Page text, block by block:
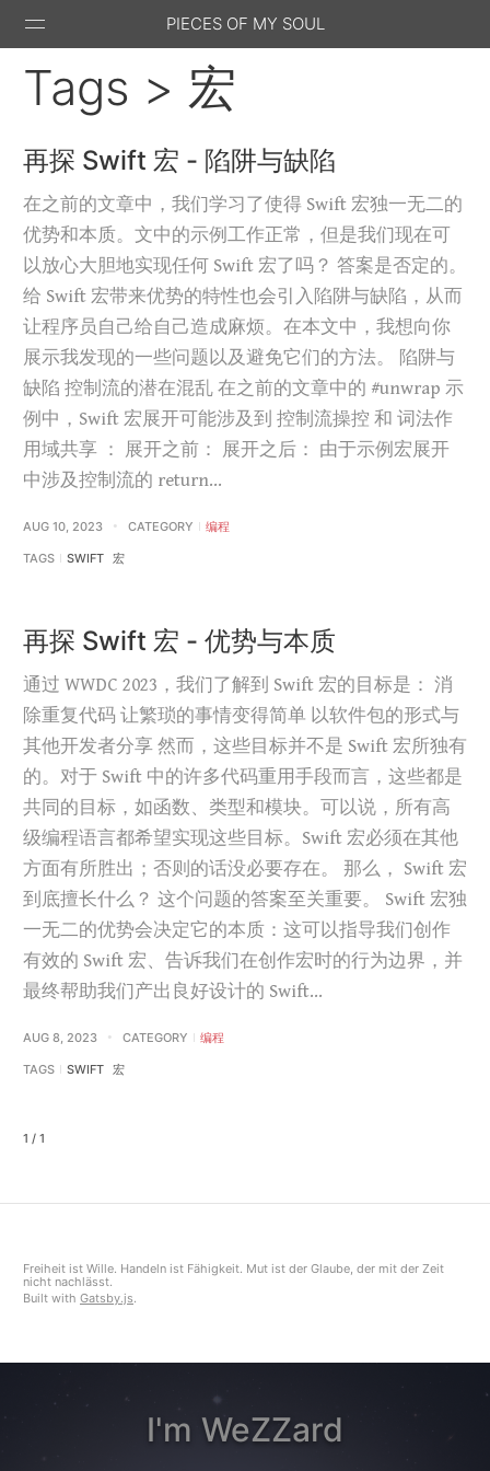
PIECES OF MY SOUL
Stack
Overflow
Email Feed
Tags > 宏
再探 Swift 宏 - 陷阱与缺陷
在之前的文章中，我们学习了使得 Swift 宏独一无二的
优势和本质。文中的示例工作正常，但是我们现在可
以放心大胆地实现任何 Swift 宏了吗？ 答案是否定的。
给 Swift 宏带来优势的特性也会引入陷阱与缺陷，从而
让程序员自己给自己造成麻烦。在本文中，我想向你
展示我发现的一些问题以及避免它们的方法。 陷阱与
缺陷 控制流的潜在混乱 在之前的文章中的 #unwrap 示
例中，Swift 宏展开可能涉及到 控制流操控 和 词法作
用域共享 ： 展开之前： 展开之后： 由于示例宏展开
中涉及控制流的 return…
AUG 10, 2023 CATEGORY 编程
TAGS SWIFT 宏
再探 Swift 宏 - 优势与本质
通过 WWDC 2023，我们了解到 Swift 宏的目标是： 消
除重复代码 让繁琐的事情变得简单 以软件包的形式与
其他开发者分享 然而，这些目标并不是 Swift 宏所独有
的。对于 Swift 中的许多代码重用手段而言，这些都是
共同的目标，如函数、类型和模块。可以说，所有高
级编程语言都希望实现这些目标。Swift 宏必须在其他
方面有所胜出；否则的话没必要存在。 那么， Swift 宏
到底擅长什么？ 这个问题的答案至关重要。 Swift 宏独
一无二的优势会决定它的本质：这可以指导我们创作
有效的 Swift 宏、告诉我们在创作宏时的行为边界，并
最终帮助我们产出良好设计的 Swift…
AUG 8, 2023 CATEGORY 编程
TAGS SWIFT 宏
1 / 1
Freiheit ist Wille. Handeln ist Fähigkeit. Mut ist der Glaube, der mit der Zeit
nicht nachlässt.
Built with Gatsby.js.
I'm WeZZard